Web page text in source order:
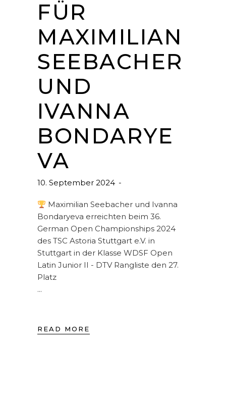
FÜR
MAXIMILIAN
SEEBACHER
UND
IVANNA
BONDARYE
VA
10. September 2024
Maximilian Seebacher und Ivanna
Bondaryeva erreichten beim 36.
German Open Championships 2024
des TSC Astoria Stuttgart e.V. in
Stuttgart in der Klasse WDSF Open
Latin Junior II - DTV Rangliste den 27.
Platz
READ MORE